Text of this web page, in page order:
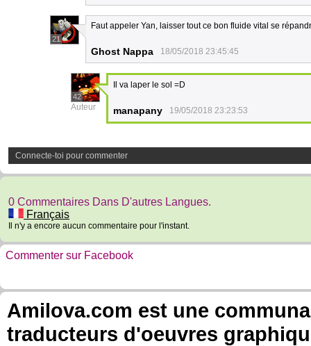
21
Faut appeler Yan, laisser tout ce bon fluide vital se
Ghost Nappa 18/05/2018 23:45:45
42
Auteur
Il va laper le sol =D
manapany 19/05/2018 23:23:53
Connecte-toi pour commenter
0 Commentaires Dans D'autres Langues.
Français
Il n'y a encore aucun commentaire pour l'instant.
Commenter sur Facebook
Amilova.com est une
traducteurs d'oeuvres